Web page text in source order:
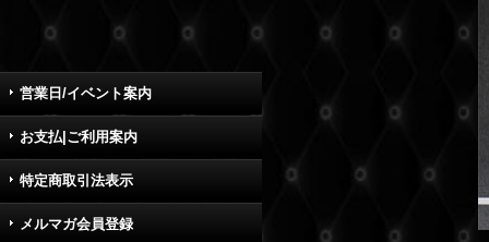
営業日/イベント案内
お支払|ご利用案内
特定商取引法表示
メルマガ会員登録